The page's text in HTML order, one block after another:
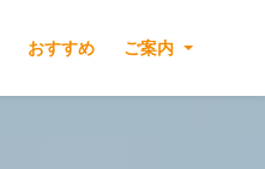
おすすめ ご案内